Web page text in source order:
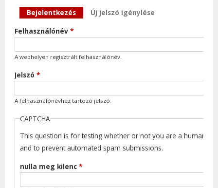
Elsődleges fülek
Bejelentkezés (aktív fül)
Új jelszó igénylése
Felhasználónév *
A webhelyen regisztrált felhasználónév.
Jelszó *
A felhasználónévhez tartozó jelszó.
CAPTCHA
This question is for testing whether or not you are a human
and to prevent automated spam submissions.
nulla meg kilenc *